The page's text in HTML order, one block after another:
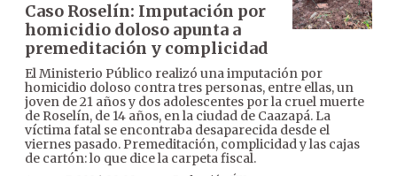
Caso Roselín: Imputación por
homicidio doloso apunta a
premeditación y complicidad
El Ministerio Público realizó una imputación por
homicidio doloso contra tres personas, entre ellas, un
joven de 21 años y dos adolescentes por la cruel muerte
de Roselín, de 14 años, en la ciudad de Caazapá. La
víctima fatal se encontraba desaparecida desde el
viernes pasado. Premeditación, complicidad y las cajas
de cartón: lo que dice la carpeta fiscal.